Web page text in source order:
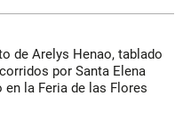
de Arelys Henao, tablado
por Santa Elena
la Feria de las Flores